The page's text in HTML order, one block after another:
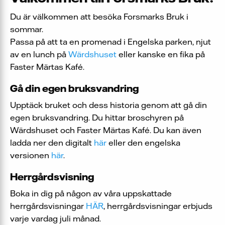
Du är välkommen att besöka Forsmarks Bruk i
sommar.
Passa på att ta en promenad i Engelska parken, njut
av en lunch på Wärdshuset eller kanske en fika på
Faster Märtas Kafé.
Gå din egen bruksvandring
Upptäck bruket och dess historia genom att gå din
egen bruksvandring. Du hittar broschyren på
Wärdshuset och Faster Märtas Kafé. Du kan även
ladda ner den digitalt här eller den engelska
versionen här.
Herrgårdsvisning
Boka in dig på någon av våra uppskattade
herrgårdsvisningar HÄR, herrgårdsvisningar erbjuds
varje vardag juli månad.